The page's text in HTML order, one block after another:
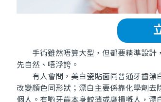
手術雖然唔算大型，但都要精準設計
先自然、唔浮誇。
有人會問，美白瓷貼面同普通牙齒漂
改變顏色同形狀；漂白主要係靠化學劑
個人。有啲牙齒本身較薄或磨損嘅人，